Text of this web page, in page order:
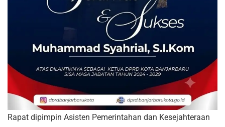
Rapat dipimpin Asisten Pemerintahan dan Kesejahteraan